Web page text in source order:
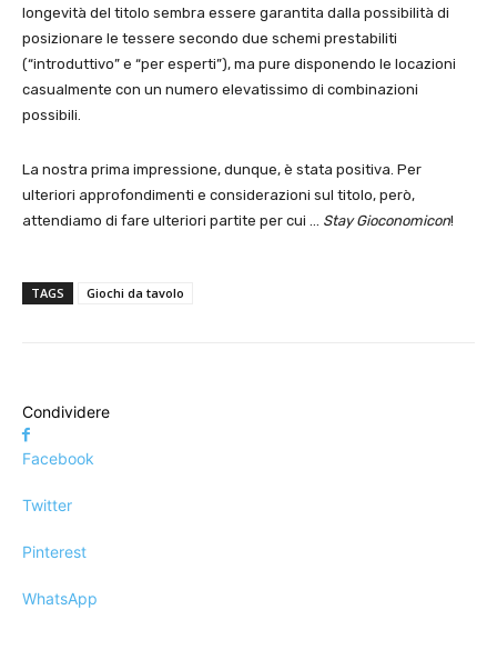
longevità del titolo sembra essere garantita dalla possibilità di
posizionare le tessere secondo due schemi prestabiliti
(“introduttivo” e “per esperti”), ma pure disponendo le locazioni
casualmente con un numero elevatissimo di combinazioni
possibili.
La nostra prima impressione, dunque, è stata positiva. Per
ulteriori approfondimenti e considerazioni sul titolo, però,
attendiamo di fare ulteriori partite per cui … Stay Gioconomicon!
TAGS Giochi da tavolo
Condividere
Facebook
Twitter
Pinterest
WhatsApp